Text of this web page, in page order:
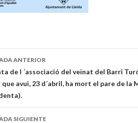
ANTERIOR
de l ´associació del veïnat del Barri
que avui, 23 d´abril, ha mort el pare de la
SIGUIENTE